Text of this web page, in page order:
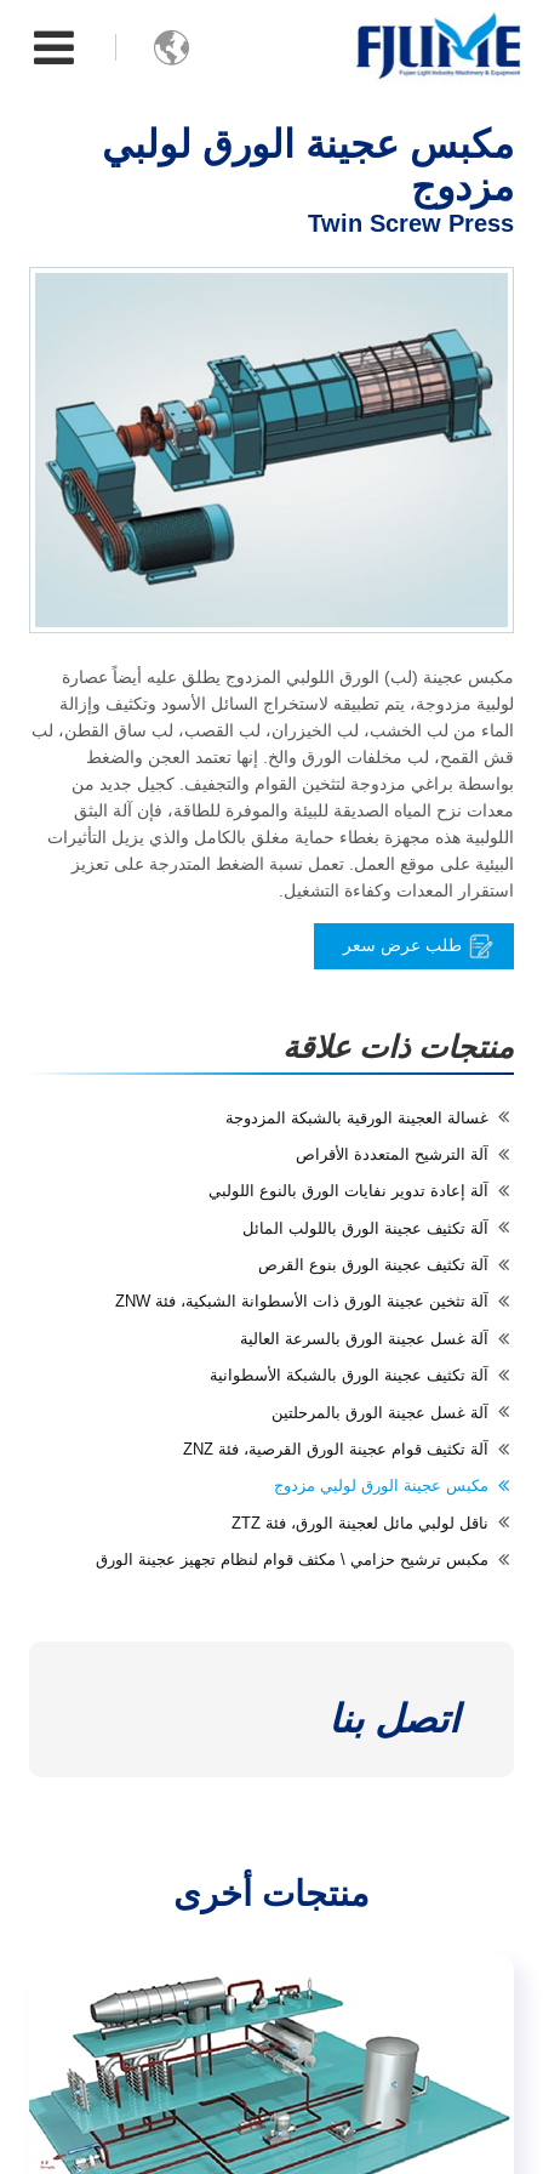

مكبس عجينة الورق لولبي
مزدوج
Twin Screw Press
مكبس عجينة (لب) الورق اللولبي المزدوج يطلق عليه أيضاً عصارة
لولبية مزدوجة، يتم تطبيقه لاستخراج السائل الأسود وتكثيف وإزالة
الماء من لب الخشب، لب الخيزران، لب القصب، لب ساق القطن، لب
قش القمح، لب مخلفات الورق والخ. إنها تعتمد العجن والضغط
بواسطة براغي مزدوجة لتثخين القوام والتجفيف. كجيل جديد من
معدات نزح المياه الصديقة للبيئة والموفرة للطاقة، فإن آلة البثق
اللولبية هذه مجهزة بغطاء حماية مغلق بالكامل والذي يزيل التأثيرات
البيئية على موقع العمل. تعمل نسبة الضغط المتدرجة على تعزيز
استقرار المعدات وكفاءة التشغيل.
طلب عرض سعر
منتجات ذات علاقة
غسالة العجينة الورقية بالشبكة المزدوجة
آلة الترشيح المتعددة الأقراص
آلة إعادة تدوير نفايات الورق بالنوع اللولبي
آلة تكثيف عجينة الورق باللولب المائل
آلة تكثيف عجينة الورق بنوع القرص
آلة تثخين عجينة الورق ذات الأسطوانة الشبكية، فئة ZNW
آلة غسل عجينة الورق بالسرعة العالية
آلة تكثيف عجينة الورق بالشبكة الأسطوانية
آلة غسل عجينة الورق بالمرحلتين
آلة تكثيف قوام عجينة الورق القرصية، فئة ZNZ
مكبس عجينة الورق لولبي مزدوج
ناقل لولبي مائل لعجينة الورق، فئة ZTZ
مكبس ترشيح حزامي \ مكثف قوام لنظام تجهيز عجينة الورق
اتصل بنا
منتجات أخرى